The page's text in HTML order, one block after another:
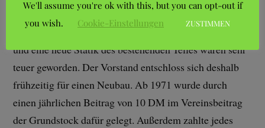
Experten warnten allerdings davor, denn eine
erforderliche Unterkellerung, das Abfangen der Wände
und eine neue Statik des bestehenden Teiles wären sehr
teuer geworden. Der Vorstand entschloss sich deshalb
frühzeitig für einen Neubau. Ab 1971 wurde durch
einen jährlichen Beitrag von 10 DM im Vereinsbeitrag
der Grundstock dafür gelegt. Außerdem zahlte jedes
We'll assume you're ok with this, but you can opt-out if
you wish.
Cookie-Einstellungen ZUSTIMMEN